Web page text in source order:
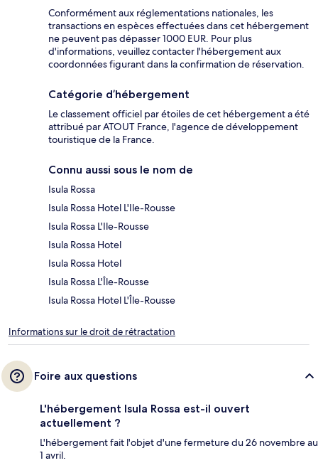
Conformément aux réglementations nationales, les
transactions en espèces effectuées dans cet hébergement
ne peuvent pas dépasser 1000 EUR. Pour plus
d'informations, veuillez contacter l'hébergement aux
coordonnées figurant dans la confirmation de réservation.
Catégorie d’hébergement
Le classement officiel par étoiles de cet hébergement a été
attribué par ATOUT France, l'agence de développement
touristique de la France.
Connu aussi sous le nom de
Isula Rossa
Isula Rossa Hotel L'Ile-Rousse
Isula Rossa L'Ile-Rousse
Isula Rossa Hotel
Isula Rossa Hotel
Isula Rossa L'Île-Rousse
Isula Rossa Hotel L'Île-Rousse
Informations sur le droit de rétractation
Foire aux questions
L'hébergement Isula Rossa est-il ouvert
actuellement ?
L'hébergement fait l'objet d'une fermeture du 26 novembre au
1 avril.